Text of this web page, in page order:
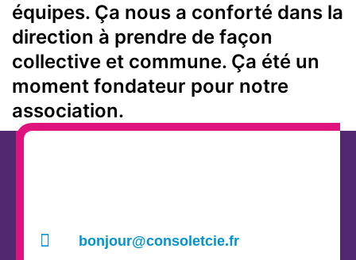
équipes. Ça nous a conforté dans la
direction à prendre de façon
collective et commune. Ça été un
moment fondateur pour notre
association.
bonjour@consoletcie.fr